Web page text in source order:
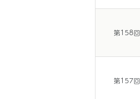
第158回
第157回